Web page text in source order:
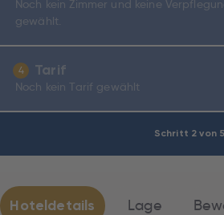
Schritt 2 von 5
Noch kein Zimmer und keine
gewählt.
4 Tarif
Noch kein Tarif gewählt
Hoteldetails Lage